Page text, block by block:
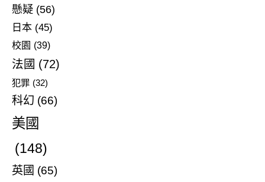
懸疑 (56)
日本 (45)
校園 (39)
法國 (72)
犯罪 (32)
科幻 (66)
美國
(148)
英國 (65)